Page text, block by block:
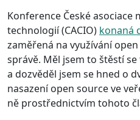
Konference České
technologií (CACIO) konaná
zaměřená na využívání
správě. Měl jsem to štěstí
a dozvěděl jsem se hned o
nasazení open source ve
ně prostřednictvím tohoto